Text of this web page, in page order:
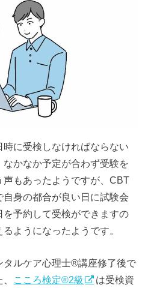
に受検しなければならない
かなか予定が合わず受験を
もあったようですが、CBT
身の都合が良い日に試験会
予約して受検ができますの
ようになったようです。
タルケア心理士®講座修了後で
こころ検定®2級
は受検資